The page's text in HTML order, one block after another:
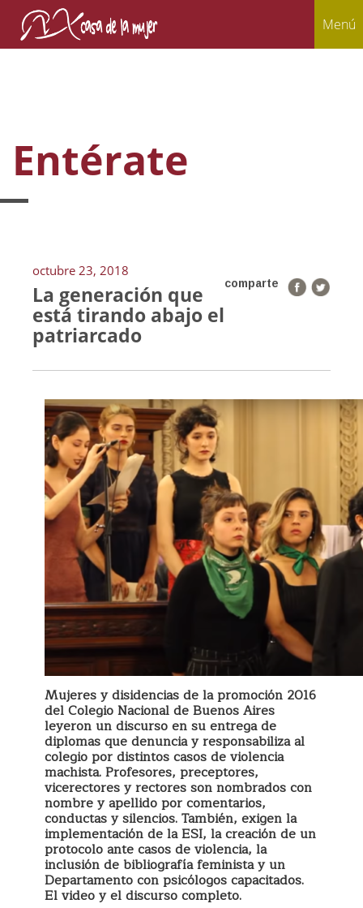
Menú
Entérate
octubre 23, 2018
comparte
La generación que
está tirando abajo el
patriarcado
Mujeres y disidencias de la promoción 2016
del Colegio Nacional de Buenos Aires
leyeron un discurso en su entrega de
diplomas que denuncia y responsabiliza al
colegio por distintos casos de violencia
machista. Profesores, preceptores,
vicerectores y rectores son nombrados con
nombre y apellido por comentarios,
conductas y silencios. También, exigen la
implementación de la ESI, la creación de un
protocolo ante casos de violencia, la
inclusión de bibliografía feminista y un
Departamento con psicólogos capacitados.
El video y el discurso completo.